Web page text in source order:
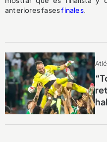
anteriores fasesfinales.